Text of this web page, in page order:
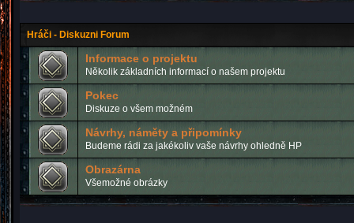
Hráči - Diskuzni Forum
Informace o projektu
Několik základních informací o našem projektu
Pokec
Diskuze o všem možném
Návrhy, náměty a připomínky
Budeme rádi za jakékoliv vaše návrhy ohledně HP
Obrazárna
Všemožné obrázky